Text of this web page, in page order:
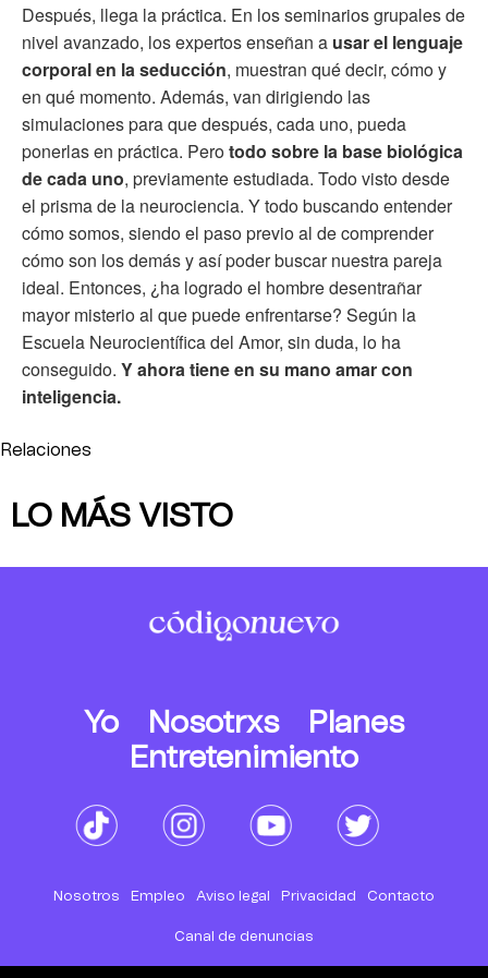
Después, llega la práctica. En los seminarios grupales de
nivel avanzado, los expertos enseñan a usar el lenguaje
corporal en la seducción, muestran qué decir, cómo y
en qué momento. Además, van dirigiendo las
simulaciones para que después, cada uno, pueda
ponerlas en práctica. Perotodo sobre la base biológica
de cada uno, previamente estudiada. Todo visto desde
el prisma de la neurociencia. Y todo buscando entender
cómo somos, siendo el paso previo al de comprender
cómo son los demás y así poder buscar nuestra pareja
ideal. Entonces, ¿ha logrado el hombre desentrañar
mayor misterio al que puede enfrentarse? Según la
Escuela Neurocientífica del Amor, sin duda, lo ha
conseguido. Y ahora tiene en su mano amar con
inteligencia.
Relaciones
LO MÁS VISTO
Yo Nosotrxs
Planes
Entretenimiento
Nosotros Empleo Aviso legal Privacidad Contacto
Canal de denuncias